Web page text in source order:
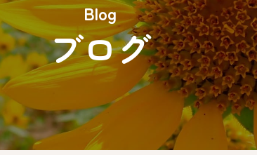
Blog
ブログ